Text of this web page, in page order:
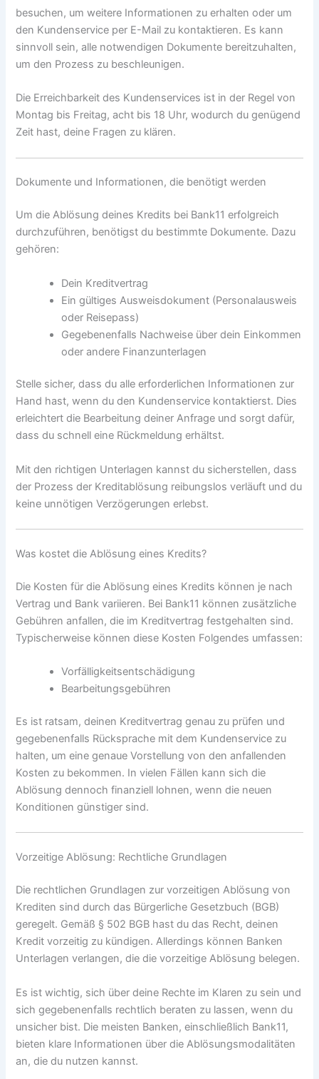
besuchen, um weitere Informationen zu erhalten oder um
den Kundenservice per E-Mail zu kontaktieren. Es kann
sinnvoll sein, alle notwendigen Dokumente bereitzuhalten,
um den Prozess zu beschleunigen.
Die Erreichbarkeit des Kundenservices ist in der Regel von
Montag bis Freitag, acht bis 18 Uhr, wodurch du genügend
Zeit hast, deine Fragen zu klären.
Dokumente und Informationen, die benötigt werden
Um die Ablösung deines Kredits bei Bank11 erfolgreich
durchzuführen, benötigst du bestimmte Dokumente. Dazu
gehören:
Dein Kreditvertrag
Ein gültiges Ausweisdokument (Personalausweis
oder Reisepass)
Gegebenenfalls Nachweise über dein Einkommen
oder andere Finanzunterlagen
Stelle sicher, dass du alle erforderlichen Informationen zur
Hand hast, wenn du den Kundenservice kontaktierst. Dies
erleichtert die Bearbeitung deiner Anfrage und sorgt dafür,
dass du schnell eine Rückmeldung erhältst.
Mit den richtigen Unterlagen kannst du sicherstellen, dass
der Prozess der Kreditablösung reibungslos verläuft und du
keine unnötigen Verzögerungen erlebst.
Was kostet die Ablösung eines Kredits?
Die Kosten für die Ablösung eines Kredits können je nach
Vertrag und Bank variieren. Bei Bank11 können zusätzliche
Gebühren anfallen, die im Kreditvertrag festgehalten sind.
Typischerweise können diese Kosten Folgendes umfassen:
Vorfälligkeitsentschädigung
Bearbeitungsgebühren
Es ist ratsam, deinen Kreditvertrag genau zu prüfen und
gegebenenfalls Rücksprache mit dem Kundenservice zu
halten, um eine genaue Vorstellung von den anfallenden
Kosten zu bekommen. In vielen Fällen kann sich die
Ablösung dennoch finanziell lohnen, wenn die neuen
Konditionen günstiger sind.
Vorzeitige Ablösung: Rechtliche Grundlagen
Die rechtlichen Grundlagen zur vorzeitigen Ablösung von
Krediten sind durch das Bürgerliche Gesetzbuch (BGB)
geregelt. Gemäß § 502 BGB hast du das Recht, deinen
Kredit vorzeitig zu kündigen. Allerdings können Banken
Unterlagen verlangen, die die vorzeitige Ablösung belegen.
Es ist wichtig, sich über deine Rechte im Klaren zu sein und
sich gegebenenfalls rechtlich beraten zu lassen, wenn du
unsicher bist. Die meisten Banken, einschließlich Bank11,
bieten klare Informationen über die Ablösungsmodalitäten
an, die du nutzen kannst.